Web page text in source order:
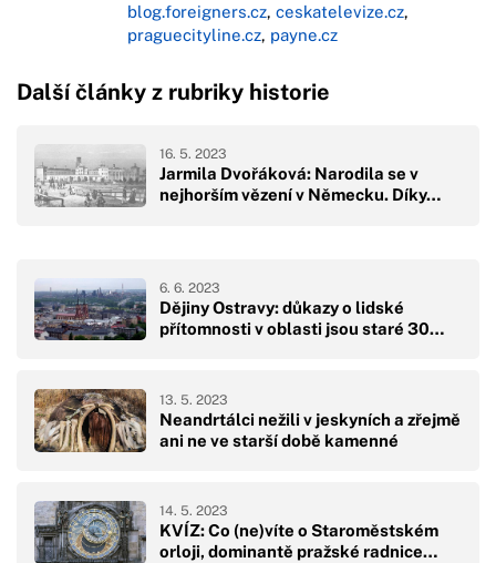
blog.foreigners.cz, ceskatelevize.cz,
praguecityline.cz, payne.cz
Další články z rubriky historie
Jarmila Dvořáková: Narodila se v
nejhorším vězení v Německu. Díky…
16. 5. 2023
Dějiny Ostravy: důkazy o lidské
přítomnosti v oblasti jsou staré 30…
6. 6. 2023
Neandrtálci nežili v jeskyních a zřejmě
ani ne ve starší době kamenné
13. 5. 2023
KVÍZ: Co (ne)víte o Staroměstském
orloji, dominantě pražské radnice…
14. 5. 2023